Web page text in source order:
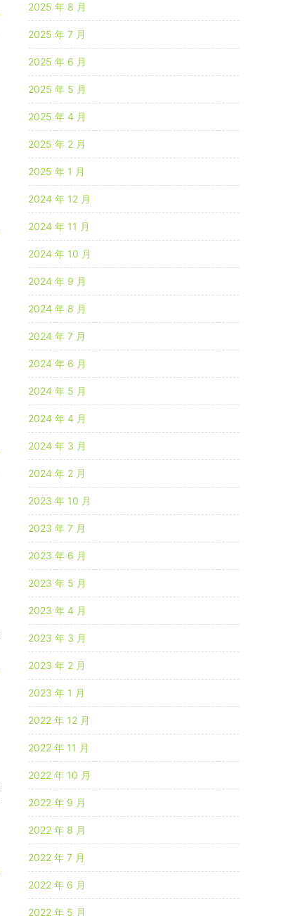
2025 年 8 月
2025 年 7 月
2025 年 6 月
2025 年 5 月
2025 年 4 月
2025 年 2 月
2025 年 1 月
2024 年 12 月
2024 年 11 月
2024 年 10 月
2024 年 9 月
2024 年 8 月
2024 年 7 月
2024 年 6 月
2024 年 5 月
2024 年 4 月
2024 年 3 月
2024 年 2 月
2023 年 10 月
2023 年 7 月
2023 年 6 月
2023 年 5 月
2023 年 4 月
2023 年 3 月
2023 年 2 月
2023 年 1 月
2022 年 12 月
2022 年 11 月
2022 年 10 月
2022 年 9 月
2022 年 8 月
2022 年 7 月
2022 年 6 月
2022 年 5 月